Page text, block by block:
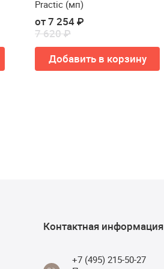
Practic (мп)
от 7 254 ₽
7 620 ₽
Добавить в корзину
Контактная информация
+7 (495) 215-50-27